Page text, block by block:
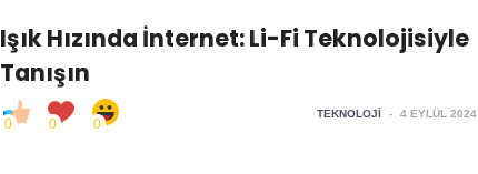
Işık Hızında İnternet: Li-Fi Teknolojisiyle
Tanışın
0 0 0
TEKNOLOJI - 4 EYLÜL 2024